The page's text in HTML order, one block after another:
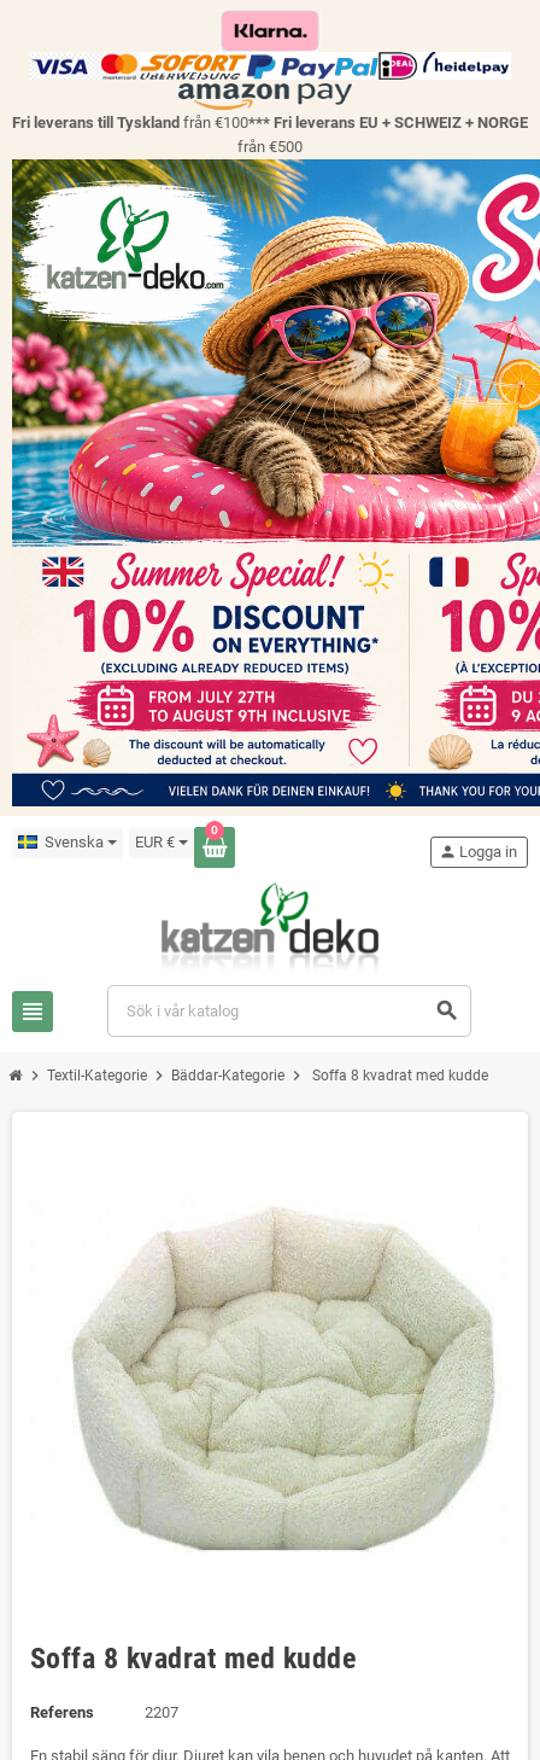
Fri leverans till Tyskland från €100*** Fri leverans EU + SCHWEIZ + NORGE
från €500
Svenska EUR €
0
view_headline search
person Logga in
chevron_right Textil-Kategorie chevron_right Bäddar-Kategorie chevron_right Soffa 8 kvadrat med kudde
Soffa 8 kvadrat med kudde
Referens 2207
En stabil säng för djur. Djuret kan vila benen och huvudet på kanten. Att